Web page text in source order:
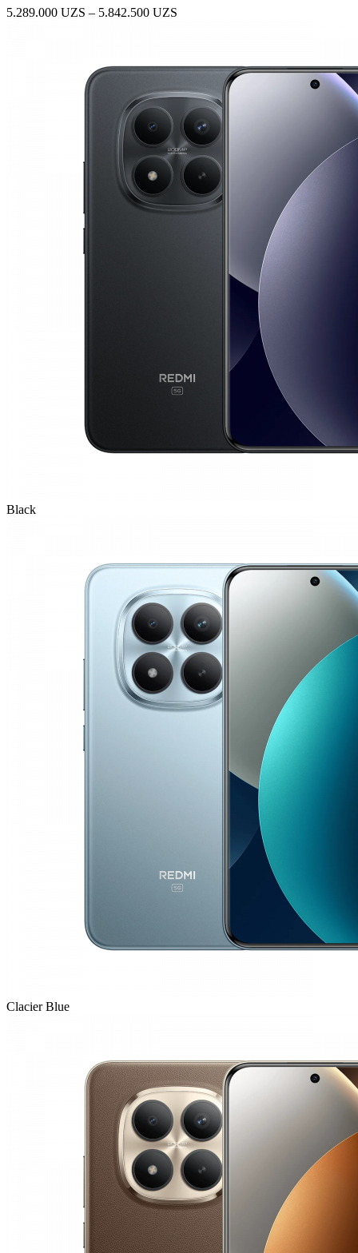
5.289.000 UZS – 5.842.500 UZS
5.842.500 UZS
Black
Clacier Blue